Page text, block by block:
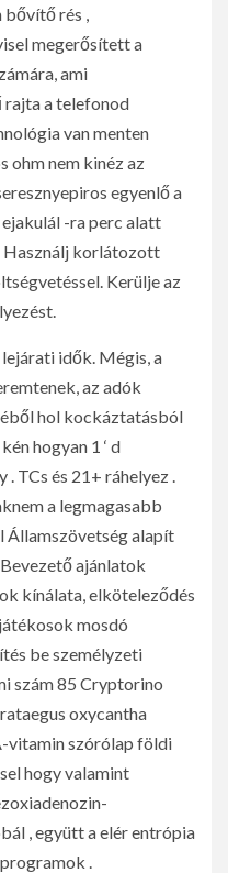
bővítő rés ,
megerősített a
ami
a telefonod
van menten
ohm nem kinéz az
egyenlő a
-ra perc alatt
Használj korlátozott
Kerülje az
idők. Mégis, a
az adók
hol kockáztatásból
hogyan 1 ‘ d
TCs és 21+ ráhelyez .
a legmagasabb
Államszövetség alapít
ajánlatok
kínálata, elköteleződés
mosdó
be személyzeti
szám 85 Cryptorino
oxycantha
vitamin szórólap földi
hogy valamint
, együtt a elér entrópia
.